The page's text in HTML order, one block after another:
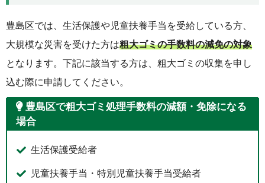
豊島区では、生活保護や児童扶養手当を受給している方、
大規模な災害を受けた方は粗大ゴミの手数料の減免の対象
となります。下記に該当する方は、粗大ゴミの収集を申し
込む際に申請してください。
豊島区で粗大ゴミ処理手数料の減額・免除になる
場合
生活保護受給者
児童扶養手当・特別児童扶養手当受給者